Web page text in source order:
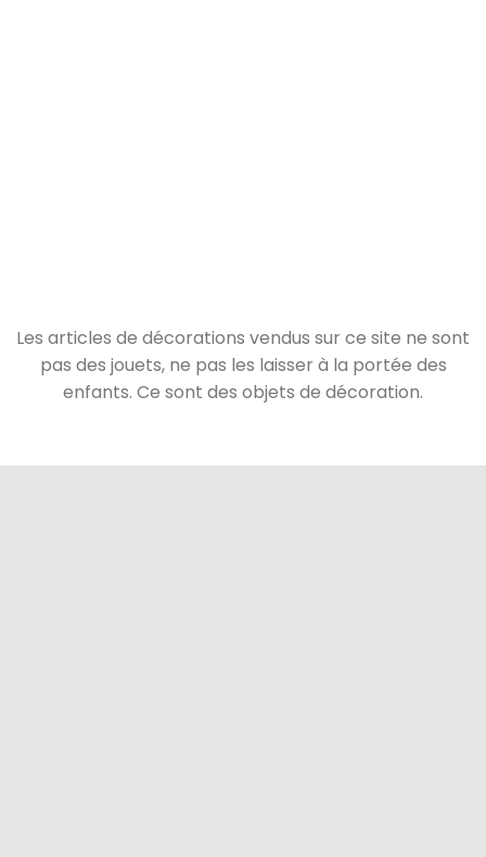
Les articles de décorations vendus sur ce site ne sont
pas des jouets, ne pas les laisser à la portée des
enfants. Ce sont des objets de décoration.